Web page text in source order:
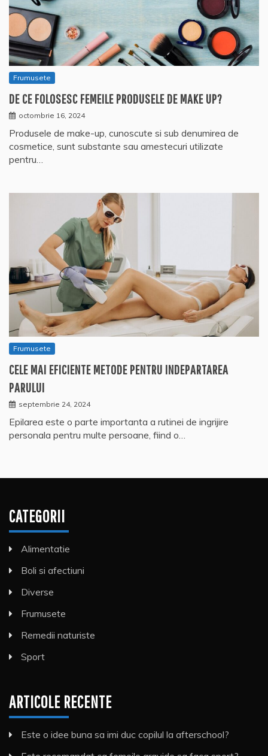
Frumusete
DE CE FOLOSESC FEMEILE PRODUSELE DE MAKE UP?
octombrie 16, 2024
Produsele de make-up, cunoscute si sub denumirea de
cosmetice, sunt substante sau amestecuri utilizate
pentru…
Frumusete
CELE MAI EFICIENTE METODE PENTRU INDEPARTAREA
PARULUI
septembrie 24, 2024
Epilarea este o parte importanta a rutinei de ingrijire
personala pentru multe persoane, fiind o…
CATEGORII
Alimentatie
Boli si afectiuni
Diverse
Frumusete
Remedii naturiste
Sport
ARTICOLE RECENTE
Este o idee buna sa imi duc copilul la afterschool?